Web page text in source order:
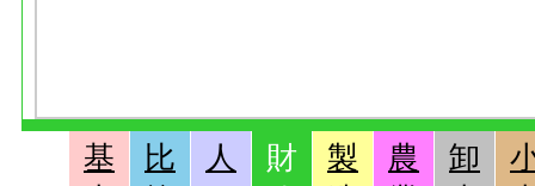
基
比
人
財
製
農
卸